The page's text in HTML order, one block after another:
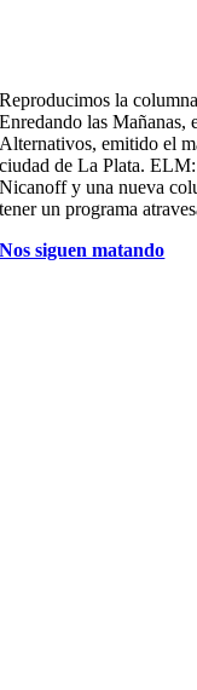
Reproducimos la
Enredando las
Alternativos, emitido el
ciudad de La Plata.
Nicanoff y una nueva
tener un programa
Nos siguen matando